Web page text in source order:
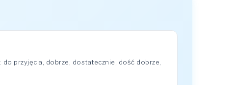
do przyjęcia, dobrze, dostatecznie, dość dobrze,